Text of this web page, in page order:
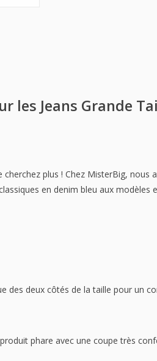
les Jeans Grande
plus ! Chez MisterBig, nous
en denim bleu aux modèles
des deux côtés de la taille pour un
phare avec une coupe très